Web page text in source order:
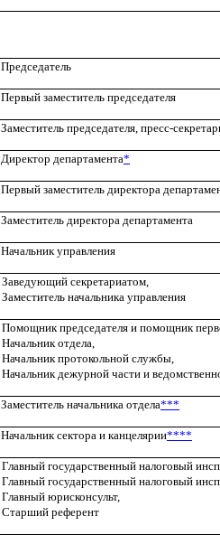
Председатель
Первый заместитель председателя
Заместитель председателя, пресс-
Директор департамента*
Первый заместитель директора
Заместитель директора департамента
Начальник управления
Заведующий секретариатом,
Заместитель начальника управления
Помощник председателя и помощник
Начальник отдела,
Начальник протокольной службы,
Начальник дежурной части и
Заместитель начальника отдела***
Начальник сектора и канцелярии****
Главный государственный налоговый
Главный государственный налоговый
Главный юрисконсульт,
Старший референт